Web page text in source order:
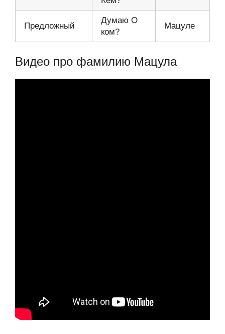
Предложный
Думаю О
ком?
Мацуле
Видео про фамилию Мацула